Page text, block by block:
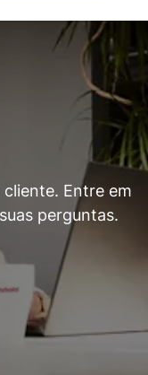
Entre em
perguntas.